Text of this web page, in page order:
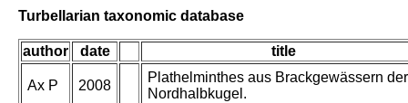
Turbellarian taxonomic database
author date title
Ax P 2008
Plathelminthes aus Brackgewässern der
Nordhalbkugel.